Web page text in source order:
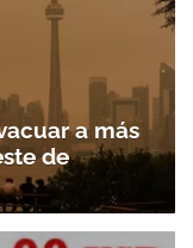
a más
de